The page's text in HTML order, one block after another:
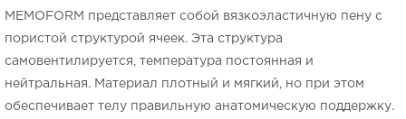
MEMOFORM представляет собой вязкоэластичную пену с
пористой структурой ячеек. Эта структура
самовентилируется, температура постоянная и
нейтральная. Материал плотный и мягкий, но при этом
обеспечивает телу правильную анатомическую поддержку.